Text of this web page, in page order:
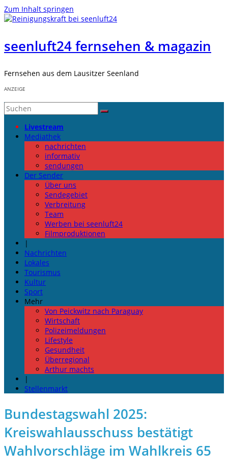
Zum Inhalt springen
seenluft24 fernsehen & magazin
Fernsehen aus dem Lausitzer Seenland
ANZEIGE
Livestream
Mediathek
nachrichten
informativ
sendungen
Der Sender
Über uns
Sendegebiet
Verbreitung
Team
Werben bei seenluft24
Filmproduktionen
|
Nachrichten
Lokales
Tourismus
Kultur
Sport
Mehr
Von Peickwitz nach Paraguay
Wirtschaft
Polizeimeldungen
Lifestyle
Gesundheit
Überregional
Arthur machts
|
Stellenmarkt
Bundestagswahl 2025:
Kreiswahlausschuss bestätigt
Wahlvorschläge im Wahlkreis 65